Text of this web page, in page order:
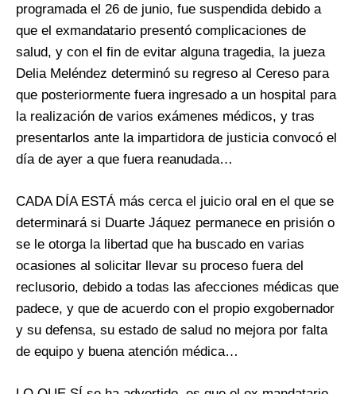
programada el 26 de junio, fue suspendida debido a
que el exmandatario presentó complicaciones de
salud, y con el fin de evitar alguna tragedia, la jueza
Delia Meléndez determinó su regreso al Cereso para
que posteriormente fuera ingresado a un hospital para
la realización de varios exámenes médicos, y tras
presentarlos ante la impartidora de justicia convocó el
día de ayer a que fuera reanudada…
CADA DÍA ESTÁ más cerca el juicio oral en el que se
determinará si Duarte Jáquez permanece en prisión o
se le otorga la libertad que ha buscado en varias
ocasiones al solicitar llevar su proceso fuera del
reclusorio, debido a todas las afecciones médicas que
padece, y que de acuerdo con el propio exgobernador
y su defensa, su estado de salud no mejora por falta
de equipo y buena atención médica…